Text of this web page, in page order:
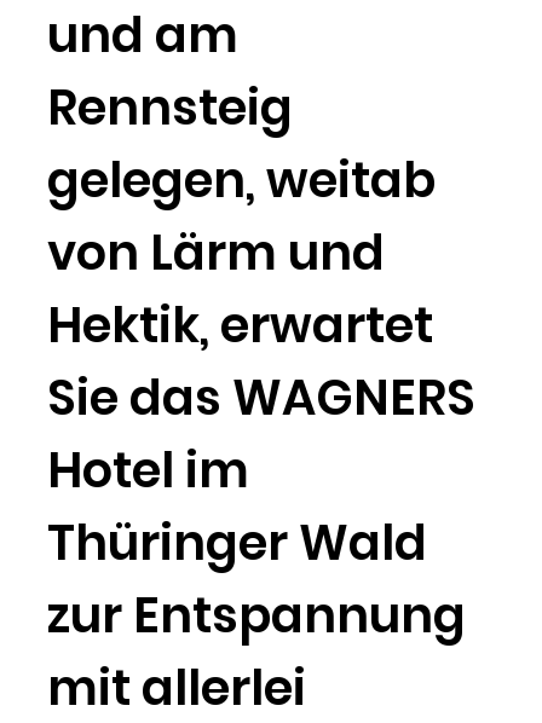
und am
Rennsteig
gelegen, weitab
von Lärm und
Hektik, erwartet
Sie das WAGNERS
Hotel im
Thüringer Wald
zur Entspannung
mit allerlei